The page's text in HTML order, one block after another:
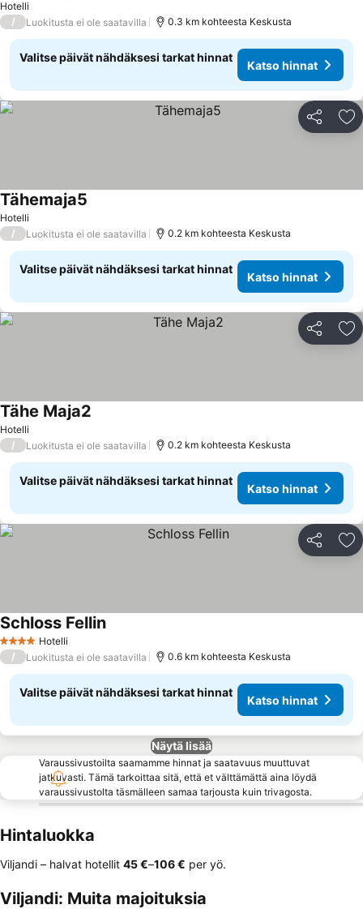
Hotelli
/ Luokitusta ei ole saatavilla 0.3 km kohteesta Keskusta
Valitse päivät nähdäksesi tarkat hinnat
Katso hinnat
Jaa
Hotelli
Tähemaja5
/ Luokitusta ei ole saatavilla 0.2 km kohteesta Keskusta
Valitse päivät nähdäksesi tarkat hinnat
Katso hinnat
Jaa
Hotelli
Tähe Maja2
/ Luokitusta ei ole saatavilla 0.2 km kohteesta Keskusta
Valitse päivät nähdäksesi tarkat hinnat
Katso hinnat
Jaa
4 Tähtiluokitus
Hotelli
Schloss Fellin
/ Luokitusta ei ole saatavilla 0.6 km kohteesta Keskusta
Valitse päivät nähdäksesi tarkat hinnat
Katso hinnat
Näytä lisää
Varaussivustoilta saamamme hinnat ja saatavuus muuttuvat
jatkuvasti. Tämä tarkoittaa sitä, että et välttämättä aina löydä
varaussivustolta täsmälleen samaa tarjousta kuin trivagosta.
Hintaluokka
Viljandi – halvat hotellit ‎45 €–‎106 € per yö.
Viljandi: Muita majoituksia